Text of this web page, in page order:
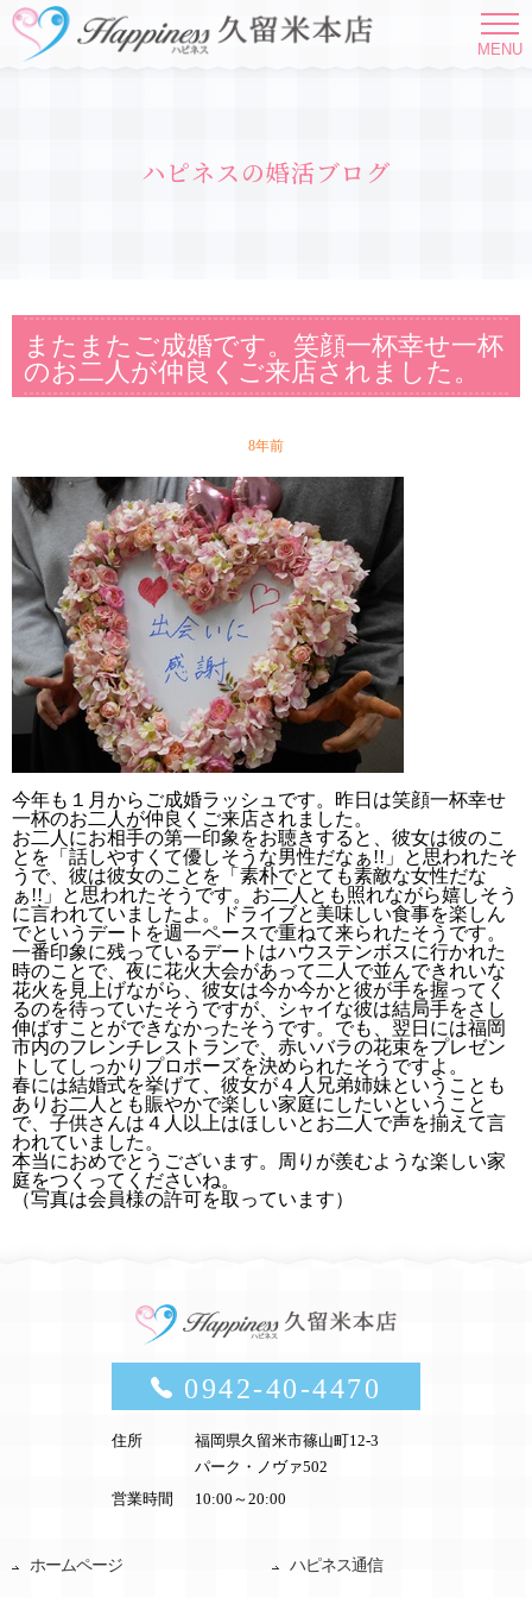
MENU
ハピネスの婚活ブログ
またまたご成婚です。笑顔一杯幸せ一杯
のお二人が仲良くご来店されました。
8年前
今年も１月からご成婚ラッシュです。昨日は笑顔一杯幸せ
一杯のお二人が仲良くご来店されました。
お二人にお相手の第一印象をお聴きすると、彼女は彼のこ
とを「話しやすくて優しそうな男性だなぁ!!」と思われたそ
うで、彼は彼女のことを「素朴でとても素敵な女性だな
ぁ!!」と思われたそうです。お二人とも照れながら嬉しそう
に言われていましたよ。ドライブと美味しい食事を楽しん
でというデートを週一ペースで重ねて来られたそうです。
一番印象に残っているデートはハウステンボスに行かれた
時のことで、夜に花火大会があって二人で並んできれいな
花火を見上げながら、彼女は今か今かと彼が手を握ってく
るのを待っていたそうですが、シャイな彼は結局手をさし
伸ばすことができなかったそうです。でも、翌日には福岡
市内のフレンチレストランで、赤いバラの花束をプレゼン
トしてしっかりプロポーズを決められたそうですよ。
春には結婚式を挙げて、彼女が４人兄弟姉妹ということも
ありお二人とも賑やかで楽しい家庭にしたいということ
で、子供さんは４人以上はほしいとお二人で声を揃えて言
われていました。
本当におめでとうございます。周りが羨むような楽しい家
庭をつくってくださいね。
（写真は会員様の許可を取っています）
0942-40-4470
住所
福岡県久留米市篠山町12-3
パーク・ノヴァ502
営業時間
10:00～20:00
ホームページ ハピネス通信